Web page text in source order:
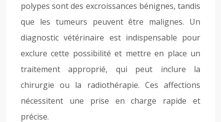
polypes sont des excroissances bénignes, tandis
que les tumeurs peuvent être malignes. Un
diagnostic vétérinaire est indispensable pour
exclure cette possibilité et mettre en place un
traitement approprié, qui peut inclure la
chirurgie ou la radiothérapie. Ces affections
nécessitent une prise en charge rapide et
précise.